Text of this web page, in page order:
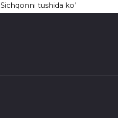
Sichqonni tushida ko’